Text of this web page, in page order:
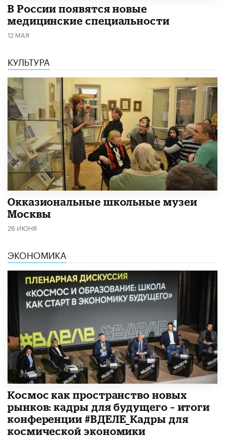
В России появятся новые
медицинские специальности
12 МАЯ
КУЛЬТУРА
​Окказиональные школьные музеи
Москвы
26 ИЮНЯ
ЭКОНОМИКА
Космос как пространство новых
рынков: кадры для будущего – итоги
конференции #ВДЕЛЕ_Кадры для
космической экономики